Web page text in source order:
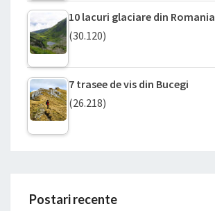
10 lacuri glaciare din Romania
(30.120)
7 trasee de vis din Bucegi
(26.218)
Postari recente